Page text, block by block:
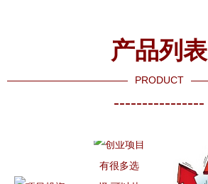
产品列表
PRODUCT
----------------